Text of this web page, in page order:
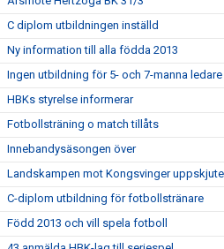
C diplom utbildningen inställd
Ny information till alla födda 2013
Ingen utbildning för 5- och 7-manna ledare
HBKs styrelse informerar
Fotbollsträning o match tillåts
Innebandysäsongen över
Landskampen mot Kongsvinger
C-diplom utbildning för fotbollstränare
Född 2013 och vill spela fotboll